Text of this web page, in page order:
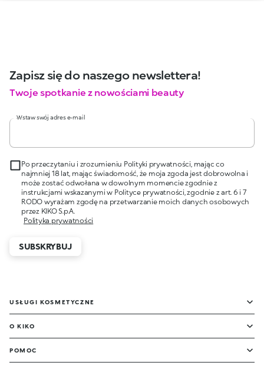
Zapisz się do naszego newslettera!
Twoje spotkanie z nowościami beauty
Wstaw swój adres e-mail
Po przeczytaniu i zrozumieniu Polityki prywatności, mając co
najmniej 18 lat, mając świadomość, że moja zgoda jest dobrowolna i
może zostać odwołana w dowolnym momencie zgodnie z
instrukcjami wskazanymi w Polityce prywatności, zgodnie z art. 6 i 7
RODO wyrażam zgodę na przetwarzanie moich danych osobowych
przez KIKO S.p.A.
Polityka prywatności
SUBSKRYBUJ
USŁUGI KOSMETYCZNE
O KIKO
POMOC